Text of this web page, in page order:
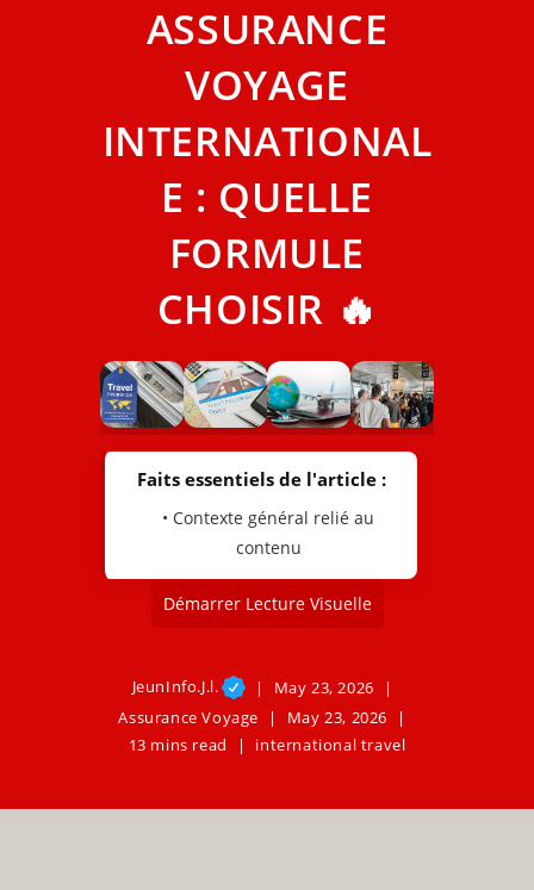
ASSURANCE
VOYAGE
INTERNATIONAL
E : QUELLE
FORMULE
CHOISIR 🔥
Faits essentiels de l'article :
• Contexte général relié au
contenu
Démarrer Lecture Visuelle
JeunInfo.J.l.
May 23, 2026
Assurance Voyage
May 23, 2026
13 mins read
international travel